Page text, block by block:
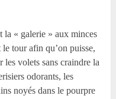
la « galerie » aux minces
tour afin qu’on puisse,
les volets sans craindre la
odorants, les
noyés dans le pourpre